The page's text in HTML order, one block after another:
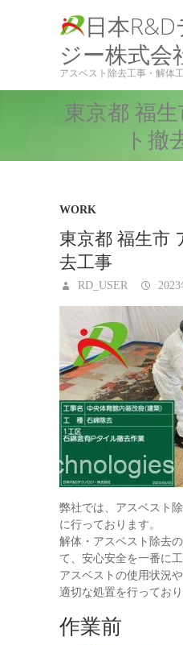
日本
ジー株式会
アスベスト除去工事・解体
東京都 福
ト撤
WORK
東京都 福生市
去工事
RD_USER
弊社では、アスベスト
に行っております。
解体・アスベスト除去
て、安心安全を一番に
アスベストの使用状況
適切な処置を行っており
作業前